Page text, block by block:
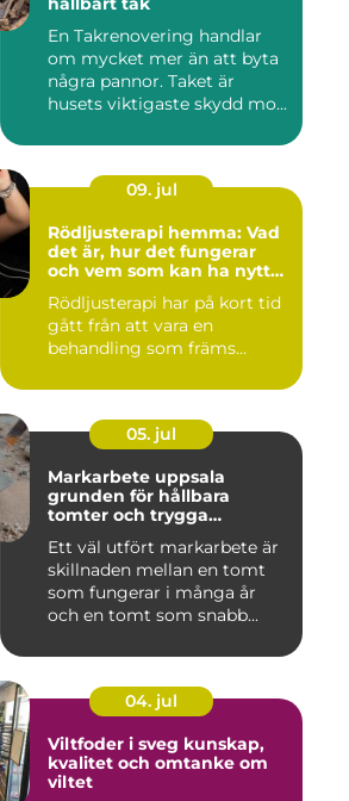
En Takrenovering handlar
om mycket mer än att byta
några pannor. Taket är
husets viktigaste skydd mo...
09. jul
Rödljusterapi hemma: Vad
det är, hur det fungerar
och vem som kan ha nytta
Rödljusterapi har på kort tid
gått från att vara en
behandling som främs...
05. jul
Markarbete uppsala
grunden för hållbara
tomter och trygga
Ett väl utfört markarbete är
skillnaden mellan en tomt
som fungerar i många år
och en tomt som snabb...
04. jul
Viltfoder i sveg kunskap,
kvalitet och omtanke om
viltet